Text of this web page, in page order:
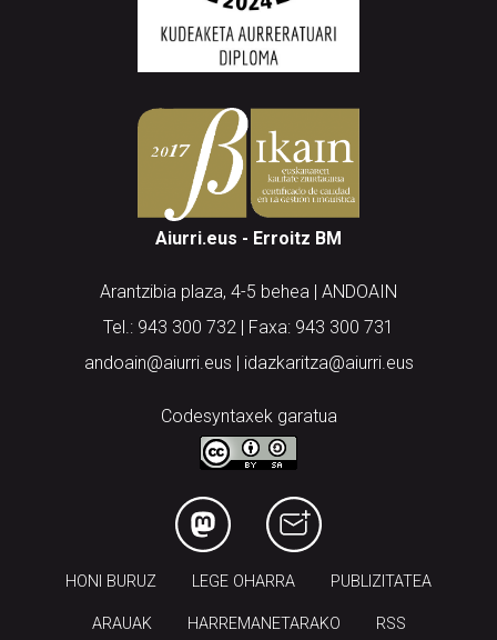
Aiurri.eus - Erroitz BM
Arantzibia plaza, 4-5 behea | ANDOAIN
Tel.: 943 300 732 | Faxa: 943 300 731
andoain@aiurri.eus | idazkaritza@aiurri.eus
Codesyntaxek garatua
HONI BURUZ LEGE OHARRA PUBLIZITATEA
ARAUAK HARREMANETARAKO RSS